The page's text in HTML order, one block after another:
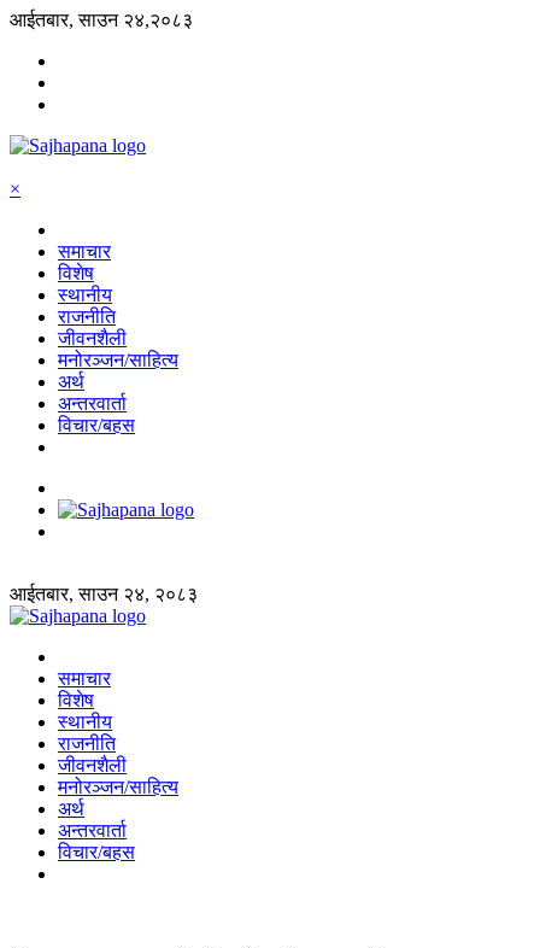
आईतबार, साउन २४,२०८३
×
समाचार
विशेष
स्थानीय
राजनीति
जीवनशैली
मनोरञ्जन/साहित्य
अर्थ
अन्तरवार्ता
विचार/बहस
आईतबार, साउन २४, २०८३
समाचार
विशेष
स्थानीय
राजनीति
जीवनशैली
मनोरञ्जन/साहित्य
अर्थ
अन्तरवार्ता
विचार/बहस